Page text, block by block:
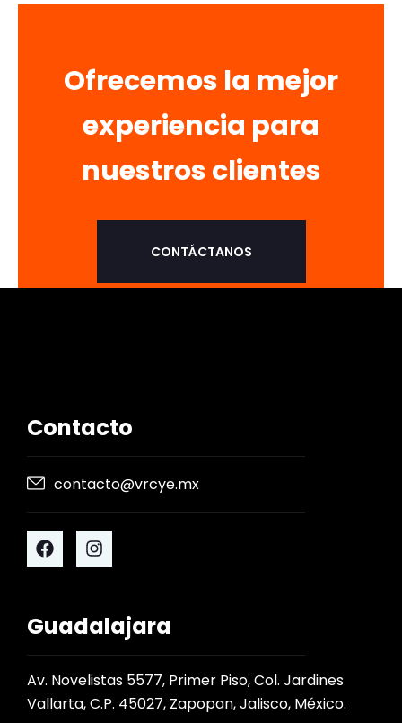
Ofrecemos la mejor
experiencia para
nuestros clientes
CONTÁCTANOS
Contacto
contacto@vrcye.mx
Guadalajara
Av. Novelistas 5577, Primer Piso, Col. Jardines
Vallarta, C.P. 45027, Zapopan, Jalisco, México.